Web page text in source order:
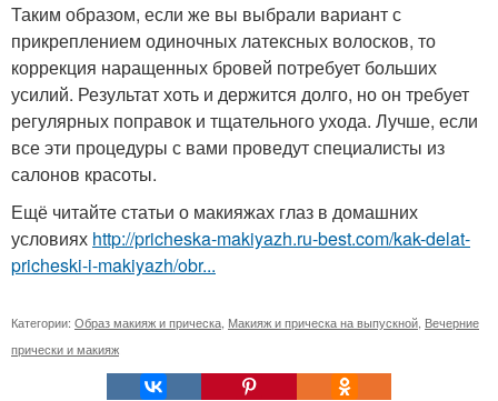
Таким образом, если же вы выбрали вариант с
прикреплением одиночных латексных волосков, то
коррекция наращенных бровей потребует больших
усилий. Результат хоть и держится долго, но он требует
регулярных поправок и тщательного ухода. Лучше, если
все эти процедуры с вами проведут специалисты из
салонов красоты.
Ещё читайте статьи о макияжах глаз в домашних
условиях http://pricheska-makiyazh.ru-best.com/kak-delat-
pricheski-i-makiyazh/obr...
Категории: Образ макияж и прическа Макияж и прическа на выпускной Вечерние
прически и макияж